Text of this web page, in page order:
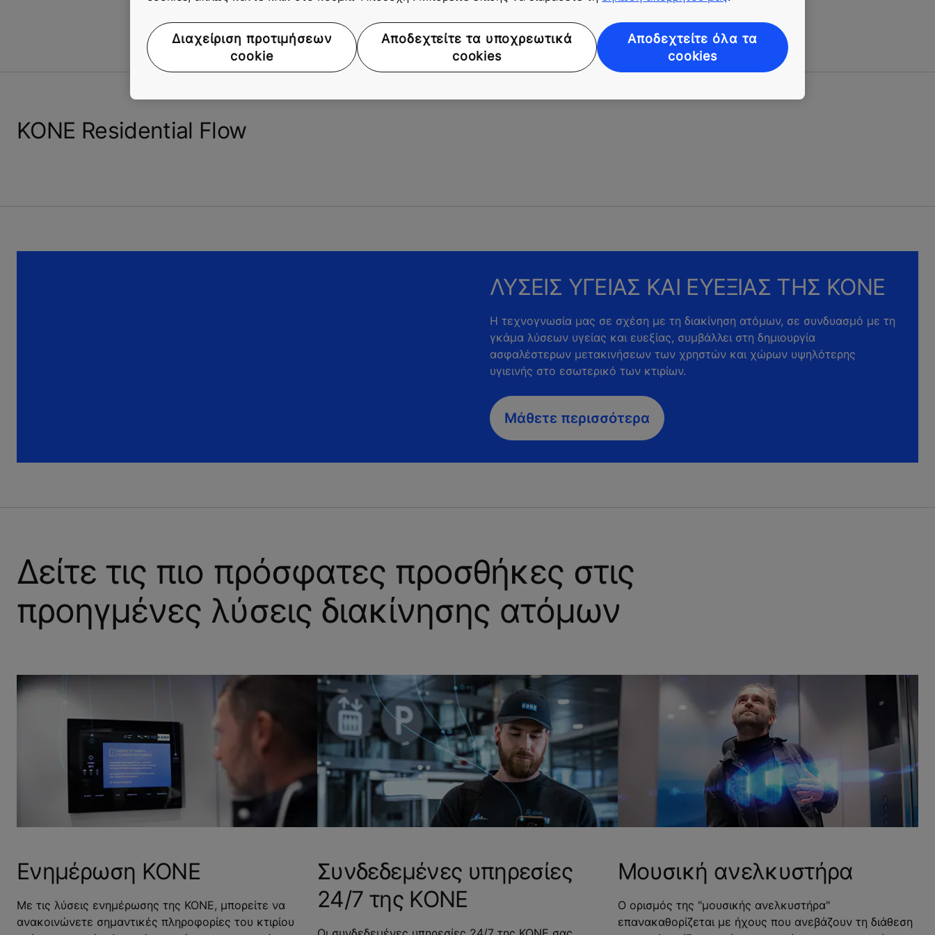
KONE Residential Flow
ΛΥΣΕΙΣ ΥΓΕΙΑΣ ΚΑΙ ΕΥΕΞΙΑΣ ΤΗΣ ΚΟΝΕ
Η τεχνογνωσία μας σε σχέση με τη διακίνηση ατόμων, σε συνδυασμό με τη
γκάμα λύσεων υγείας και ευεξίας, συμβάλλει στη δημιουργία
ασφαλέστερων μετακινήσεων των χρηστών και χώρων υψηλότερης
υγιεινής στο εσωτερικό των κτιρίων.
Μάθετε περισσότερα
Δείτε τις πιο πρόσφατες προσθήκες στις
προηγμένες λύσεις διακίνησης ατόμων
Ενημέρωση KONE
Με τις λύσεις ενημέρωσης της ΚΟΝΕ, μπορείτε να
ανακοινώνετε σημαντικές πληροφορίες του κτιρίου
Συνδεδεμένες υπηρεσίες
24/7 της KONE
Μουσική ανελκυστήρα
Ο ορισμός της "μουσικής ανελκυστήρα"
επανακαθορίζεται με ήχους που ανεβάζουν τη διάθεση
Διαχείριση προτιμήσεων
cookie
Αποδεχτείτε τα υποχρεωτικά
cookies
Αποδεχτείτε όλα τα
cookies